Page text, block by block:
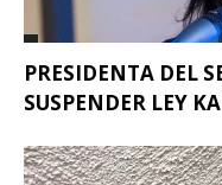
PRESIDENTA DEL
SUSPENDER LEY